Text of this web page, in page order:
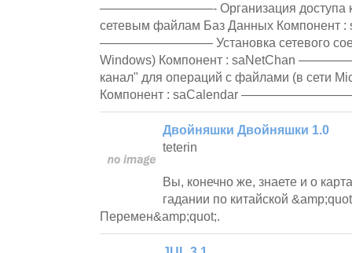
—————————- Организация доступа
сетевым файлам Баз Данных Компонент :
————————— Установка сетевого
Windows) Компонент : saNetChan
канал" для операций с файлами (в сети
Компонент : saCalendar
Двойняшки Двойняшки 1.0
teterin
Вы, конечно же, знаете и о
гадании по китайской
Перемен&amp;quot;.